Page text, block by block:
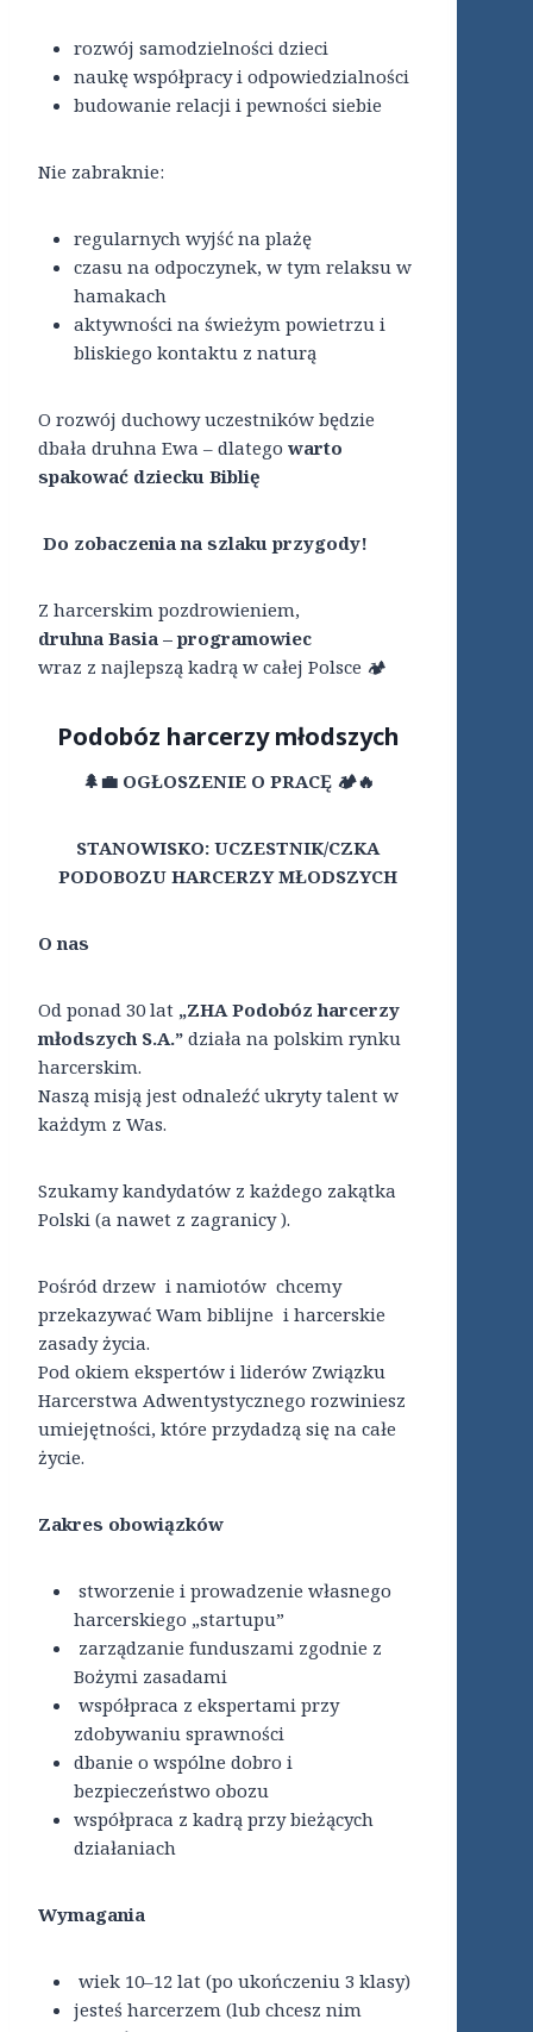
rozwój samodzielności dzieci
naukę współpracy i odpowiedzialności
budowanie relacji i pewności siebie
Nie zabraknie:
regularnych wyjść na plażę
czasu na odpoczynek, w tym relaksu w
hamakach
aktywności na świeżym powietrzu i
bliskiego kontaktu z naturą
O rozwój duchowy uczestników będzie
dbała druhna Ewa – dlatego warto
spakować dziecku Biblię
Do zobaczenia na szlaku przygody!
Z harcerskim pozdrowieniem,
druhna Basia – programowiec
wraz z najlepszą kadrą w całej Polsce 🏕️
Podobóz harcerzy młodszych
🌲💼OGŁOSZENIE O PRACĘ 🏕️🔥
STANOWISKO: UCZESTNIK/CZKA
PODOBOZU HARCERZY MŁODSZYCH
O nas
Od ponad 30 lat „ZHA Podobóz harcerzy
młodszych S.A.” działa na polskim rynku
harcerskim.
Naszą misją jest odnaleźć ukryty talent w
każdym z Was.
Szukamy kandydatów z każdego zakątka
Polski (a nawet z zagranicy ).
Pośród drzew i namiotów chcemy
przekazywać Wam biblijne i harcerskie
zasady życia.
Pod okiem ekspertów i liderów Związku
Harcerstwa Adwentystycznego rozwiniesz
umiejętności, które przydadzą się na całe
życie.
Zakres obowiązków
stworzenie i prowadzenie własnego
harcerskiego „startupu”
zarządzanie funduszami zgodnie z
Bożymi zasadami
współpraca z ekspertami przy
zdobywaniu sprawności
dbanie o wspólne dobro i
bezpieczeństwo obozu
współpraca z kadrą przy bieżących
działaniach
Wymagania
wiek 10–12 lat (po ukończeniu 3 klasy)
jesteś harcerzem (lub chcesz nim